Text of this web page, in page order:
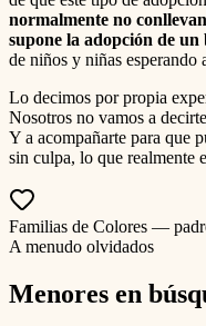
normalmente no
supone la adopción de
de niños y niñas esperando
Lo decimos por propia
Nosotros no vamos a
Y a acompañarte para que
sin culpa, lo que realmente
Familias de Colores —
A menudo olvidados
Menores en